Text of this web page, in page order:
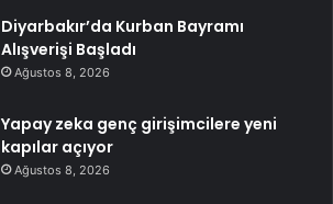
Diyarbakır’da Kurban Bayramı
Alışverişi Başladı
Ağustos 8, 2026
Yapay zeka genç girişimcilere yeni
kapılar açıyor
Ağustos 8, 2026